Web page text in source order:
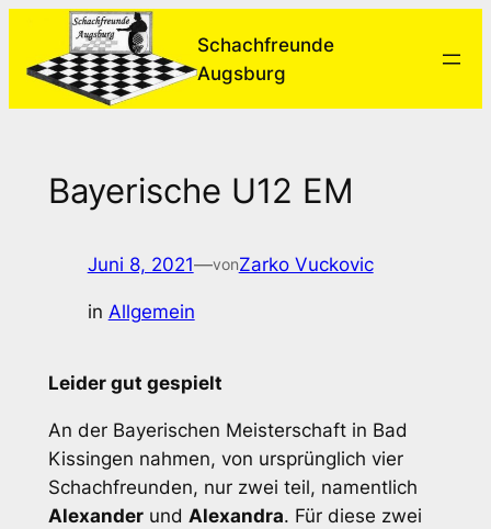
springen
Schachfreunde
Augsburg
Bayerische U12 EM
Juni 8, 2021—vonZarko Vuckovic
in Allgemein
Leider gut gespielt
An der Bayerischen Meisterschaft in Bad
Kissingen nahmen, von ursprünglich vier
Schachfreunden, nur zwei teil, namentlich
Alexanderund Alexandra. Für diese zwei